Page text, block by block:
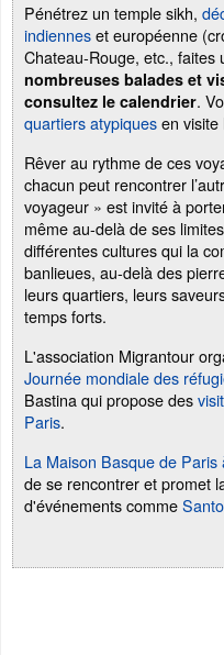
Pénétrez un temple sikh,
indienneset européenne
Chateau-Rouge, etc., faites
nombreuses balades et
consultez le calendrier.
quartiers atypiquesen visite
Rêver au rythme de ces
chacun peut rencontrer
voyageur » est invité à
même au-delà de ses
différentes cultures qui la
banlieues, au-delà des
leurs quartiers, leurs
temps forts.
L'association Migrantour
Journée mondiale des
Bastina qui propose des
Paris.
La Maison Basque de Paris
de se rencontrer et promet
d'événements comme